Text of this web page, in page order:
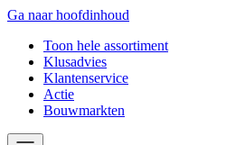
Ga naar hoofdinhoud
Toon hele assortiment
Klusadvies
Klantenservice
Actie
Bouwmarkten